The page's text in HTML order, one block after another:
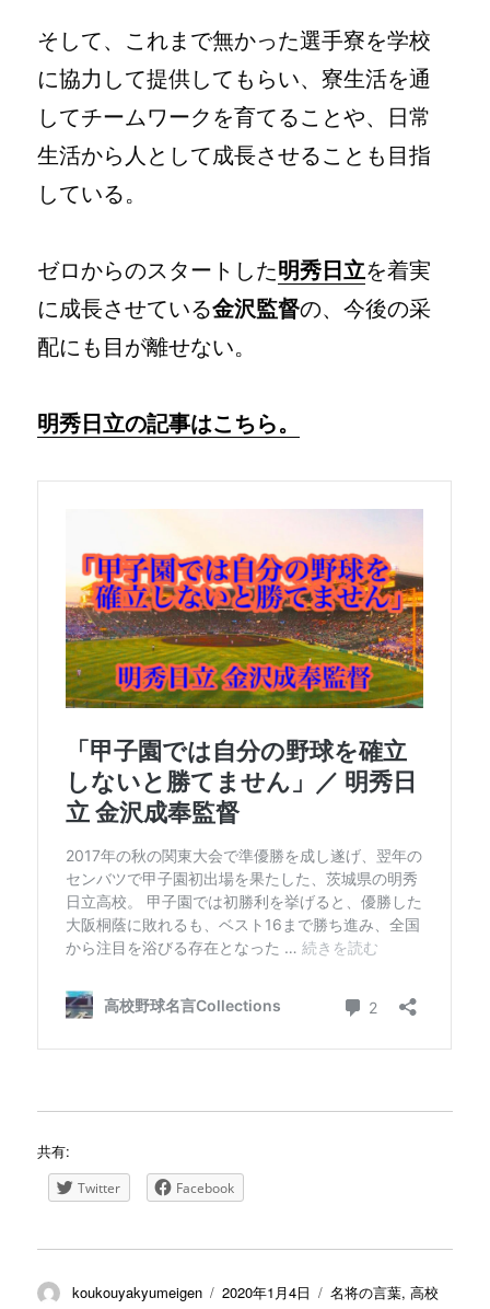
そして、これまで無かった選手寮を学校
に協力して提供してもらい、寮生活を通
してチームワークを育てることや、日常
生活から人として成長させることも目指
している。
ゼロからのスタートした明秀日立を着実
に成長させている金沢監督の、今後の采
配にも目が離せない。
明秀日立の記事はこちら。
共有:
Twitter Facebook
投
koukouyakyumeigen
投
2020年1月4日
カ
名将の言葉,高校